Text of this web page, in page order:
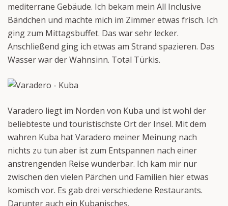
mediterrane Gebäude. Ich bekam mein All Inclusive
Bändchen und machte mich im Zimmer etwas frisch. Ich
ging zum Mittagsbuffet. Das war sehr lecker.
Anschließend ging ich etwas am Strand spazieren. Das
Wasser war der Wahnsinn. Total Türkis.
Varadero liegt im Norden von Kuba und ist wohl der
beliebteste und touristischste Ort der Insel. Mit dem
wahren Kuba hat Varadero meiner Meinung nach
nichts zu tun aber ist zum Entspannen nach einer
anstrengenden Reise wunderbar. Ich kam mir nur
zwischen den vielen Pärchen und Familien hier etwas
komisch vor. Es gab drei verschiedene Restaurants.
Darunter auch ein Kubanisches.